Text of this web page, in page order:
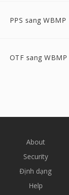
PPS sang WBMP
OTF sang WBMP
About
Security
Định dạng
Help